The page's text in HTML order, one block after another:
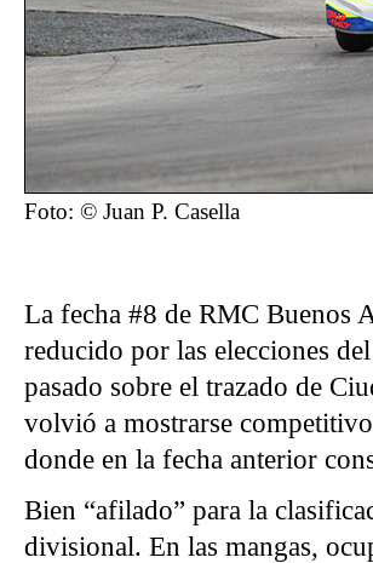
Foto: © Juan P. Casella
La fecha #8 de RMC Buenos
reducido por las elecciones
pasado sobre el trazado de
volvió a mostrarse
donde en la fecha anterior
Bien “afilado” para la
divisional. En las mangas,